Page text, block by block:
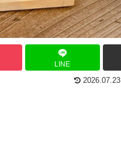
LINE
2026.07.23